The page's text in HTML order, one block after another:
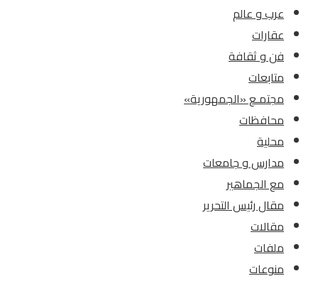
عرب و عالم
عقارات
فن و ثقافة
متابعات
مجتمـع «الجمهورية»
محافظات
محلية
مدارس و جامعات
مع الجماهير
مقال رئيس التحرير
مقالات
ملفات
منوعات